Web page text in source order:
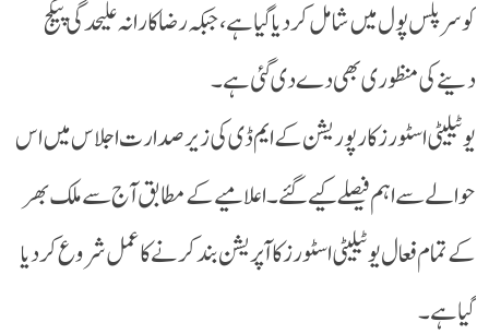
کو سرپلس پول میں شامل کر دیا گیا ہے، جبکہ رضاکارانہ علیحدگی پیکج
دینے کی منظوری بھی دے دی گئی ہے۔
یوٹیلیٹی اسٹورز کارپوریشن کے ایم ڈی کی زیرصدارت اجلاس میں اس
حوالے سے اہم فیصلے کیے گئے۔ اعلامیے کے مطابق آج سے ملک بھر
کے تمام فعال یوٹیلیٹی اسٹورز کا آپریشن بند کرنے کا عمل شروع کر دیا
گیا ہے۔